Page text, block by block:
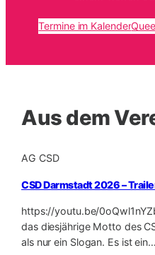
Termine im Kalender
Aus dem
AG CSD
CSD Darmstadt 2026 –
https://youtu.be/
das diesjährige Motto des
als nur ein Slogan. Es ist ein…